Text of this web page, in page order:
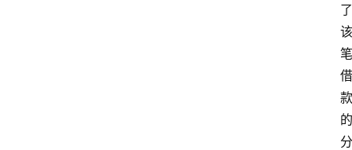
了
该
笔
借
款
的
分